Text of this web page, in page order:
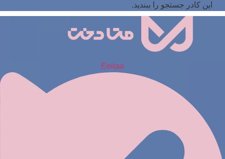
این کادر جستجو را ببندید.
Eeitaa